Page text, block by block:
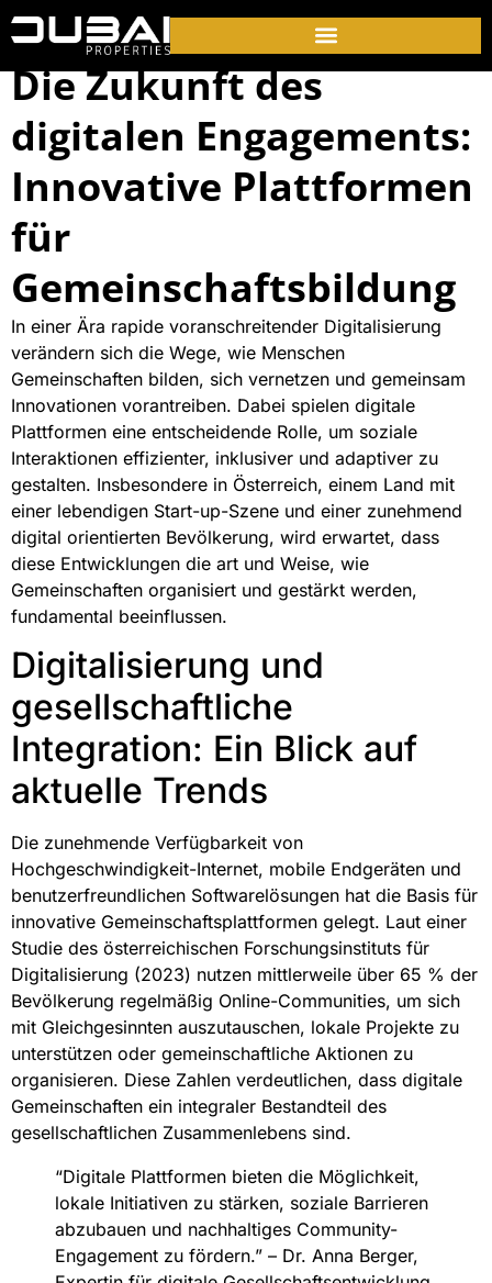
Die Zukunft des
digitalen Engagements:
Innovative Plattformen
für
Gemeinschaftsbildung
In einer Ära rapide voranschreitender Digitalisierung
verändern sich die Wege, wie Menschen
Gemeinschaften bilden, sich vernetzen und gemeinsam
Innovationen vorantreiben. Dabei spielen digitale
Plattformen eine entscheidende Rolle, um soziale
Interaktionen effizienter, inklusiver und adaptiver zu
gestalten. Insbesondere in Österreich, einem Land mit
einer lebendigen Start-up-Szene und einer zunehmend
digital orientierten Bevölkerung, wird erwartet, dass
diese Entwicklungen die art und Weise, wie
Gemeinschaften organisiert und gestärkt werden,
fundamental beeinflussen.
Digitalisierung und
gesellschaftliche
Integration: Ein Blick auf
aktuelle Trends
Die zunehmende Verfügbarkeit von
Hochgeschwindigkeit-Internet, mobile Endgeräten und
benutzerfreundlichen Softwarelösungen hat die Basis für
innovative Gemeinschaftsplattformen gelegt. Laut einer
Studie des österreichischen Forschungsinstituts für
Digitalisierung (2023) nutzen mittlerweile über 65 % der
Bevölkerung regelmäßig Online-Communities, um sich
mit Gleichgesinnten auszutauschen, lokale Projekte zu
unterstützen oder gemeinschaftliche Aktionen zu
organisieren. Diese Zahlen verdeutlichen, dass digitale
Gemeinschaften ein integraler Bestandteil des
gesellschaftlichen Zusammenlebens sind.
“Digitale Plattformen bieten die Möglichkeit,
lokale Initiativen zu stärken, soziale Barrieren
abzubauen und nachhaltiges Community-
Engagement zu fördern.” – Dr. Anna Berger,